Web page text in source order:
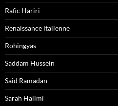
Rafic Hariri
Renaissance italienne
Rohingyas
Saddam Hussein
Said Ramadan
Sarah Halimi